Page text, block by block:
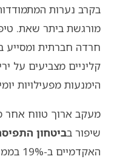
בקרב נערות
מורגשת ביתר שאת.
חרדה חברתית ומסייע
הימנעות מפעילויות
מעקב ארוך טווח
שיפור בביטחון